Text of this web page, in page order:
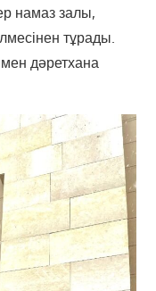
намаз залы,
тұрады.
дәретхана